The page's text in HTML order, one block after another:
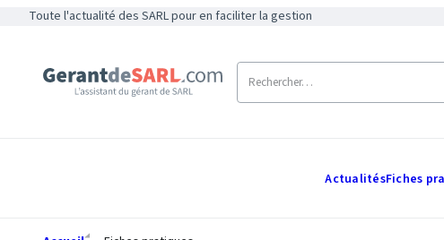
Toute l'actualité des SARL pour en faciliter la gestion
ActualitésFiches